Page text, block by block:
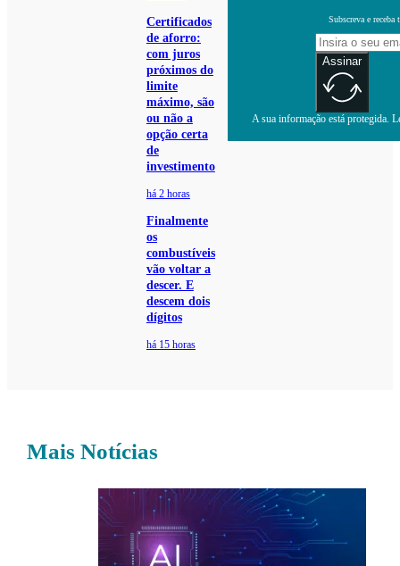
Certificados
de aforro:
com juros
próximos do
limite
máximo, são
ou não a
opção certa
de
investimento
há 2 horas
Finalmente
os
combustíveis
vão voltar a
descer. E
descem dois
dígitos
há 15 horas
Subscreva e receba
Assinar
A sua informação está protegida.
Mais Notícias